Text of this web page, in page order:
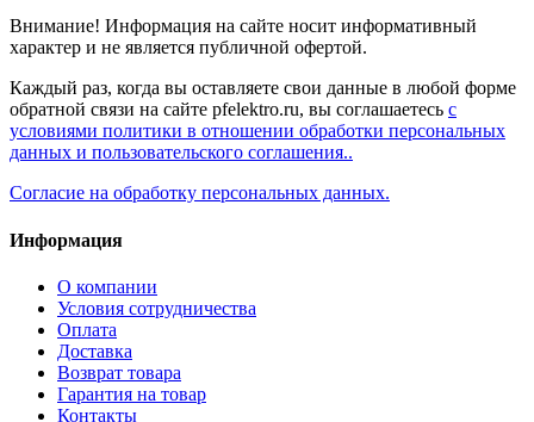
Внимание! Информация на сайте носит информативный
характер и не является публичной офертой.
Каждый раз, когда вы оставляете свои данные в любой форме
обратной связи на сайте pfelektro.ru, вы соглашаетесь с
условиями политики в отношении обработки персональных
данных и пользовательского соглашения..
Согласие на обработку персональных данных.
Информация
О компании
Условия сотрудничества
Оплата
Доставка
Возврат товара
Гарантия на товар
Контакты